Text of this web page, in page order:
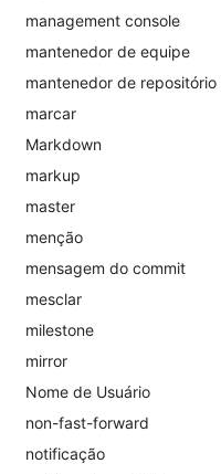
management console
mantenedor de equipe
mantenedor de repositório
marcar
Markdown
markup
master
menção
mensagem do commit
mesclar
milestone
mirror
Nome de Usuário
non-fast-forward
notificação